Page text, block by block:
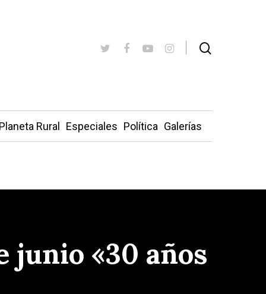
Rural Especiales Política Galerías
junio «30 años